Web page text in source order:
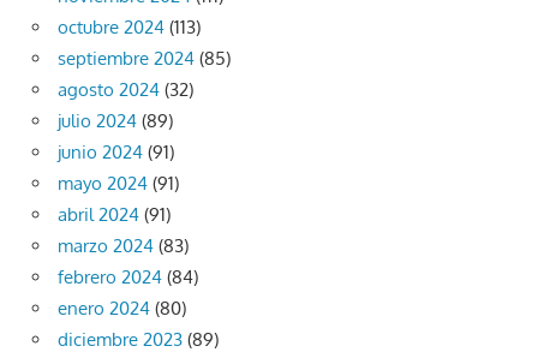
octubre 2024 (113)
septiembre 2024 (85)
agosto 2024 (32)
julio 2024 (89)
junio 2024 (91)
mayo 2024 (91)
abril 2024 (91)
marzo 2024 (83)
febrero 2024 (84)
enero 2024 (80)
diciembre 2023 (89)